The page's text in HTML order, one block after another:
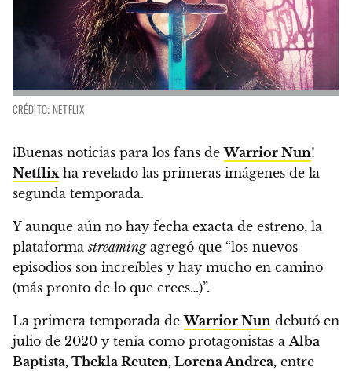
CRÉDITO: NETFLIX
¡Buenas noticias para los fans deWarrior Nun!
Netflixha revelado las primeras imágenes de la
segunda temporada.
Y aunque aún no hay fecha exacta de estreno, la
plataformastreamingagregó que “los nuevos
episodios son increíbles y hay mucho en camino
(más pronto de lo que crees…)”.
La primera temporada deWarrior Nun debutó en
julio de 2020 y tenía como protagonistas aAlba
Baptista, Thekla Reuten, Lorena Andrea, entre